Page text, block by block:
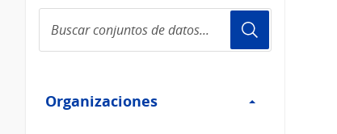
conjuntos
de
Organizaciones
Organizaciones